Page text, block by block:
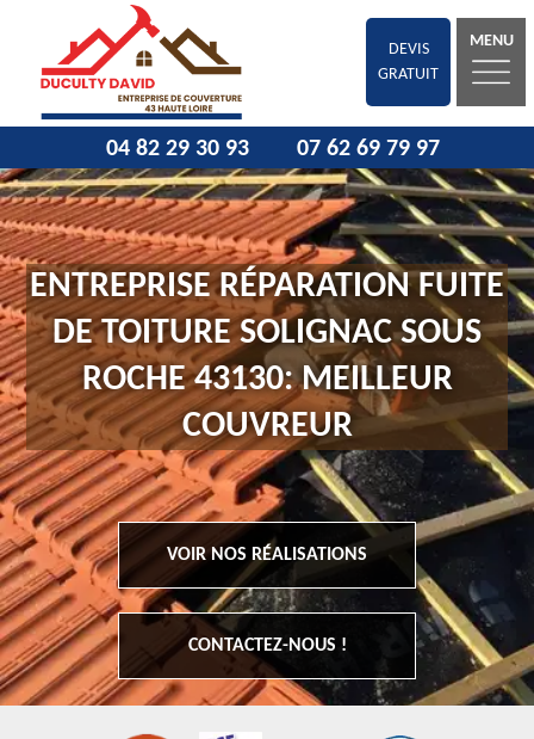
DEVIS
GRATUIT
MENU
04 82 29 30 93 07 62 69 79 97
ENTREPRISE RÉPARATION FUITE
DE TOITURE SOLIGNAC SOUS
ROCHE 43130: MEILLEUR
COUVREUR
VOIR NOS RÉALISATIONS
CONTACTEZ-NOUS !